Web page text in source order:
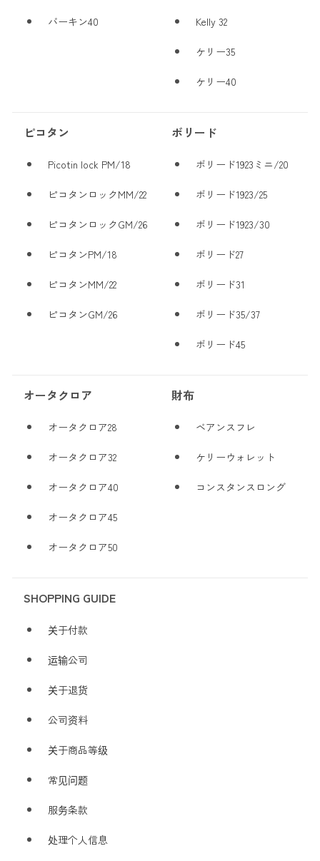
バーキン40 Kelly 32
ケリー35
ケリー40
ピコタン
Picotin lock PM/18
ピコタンロックMM/22
ピコタンロックGM/26
ピコタンPM/18
ピコタンMM/22
ピコタンGM/26
ボリード
ボリード1923ミニ/20
ボリード1923/25
ボリード1923/30
ボリード27
ボリード31
ボリード35/37
ボリード45
オータクロア
オータクロア28
オータクロア32
オータクロア40
オータクロア45
オータクロア50
財布
ベアンスフレ
ケリーウォレット
コンスタンスロング
SHOPPING GUIDE
关于付款
运输公司
关于退货
公司资料
关于商品等级
常见问题
服务条款
处理个人信息